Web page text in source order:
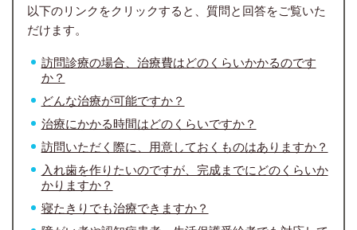
以下のリンクをクリックすると、質問と回答をご覧いた
だけます。
訪問診療の場合、治療費はどのくらいかかるのです
か？
どんな治療が可能ですか？
治療にかかる時間はどのくらいですか？
訪問いただく際に、用意しておくものはありますか？
入れ歯を作りたいのですが、完成までにどのくらいか
かりますか？
寝たきりでも治療できますか？